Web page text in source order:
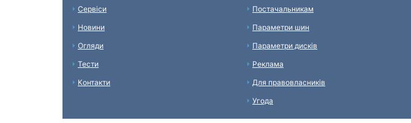
Сервіси
Новини
Огляди
Тести
Контакти
Постачальникам
Параметри шин
Параметри дисків
Реклама
Для правовласників
Угода